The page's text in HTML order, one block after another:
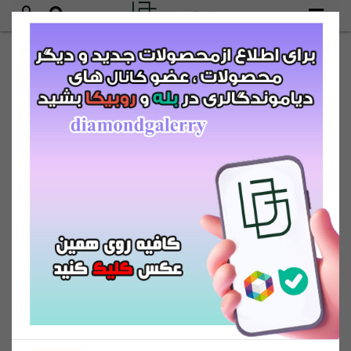
diamond cosmetics
جدیدترین - ارزان‌ترین - گران‌ترین